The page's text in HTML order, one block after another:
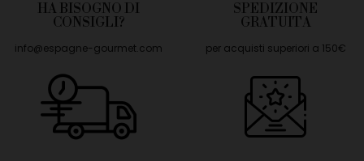
HA BISOGNO DI
CONSIGLI?
info@espagne-gourmet.com
SPEDIZIONE
GRATUITA
per acquisti superiori a 150€